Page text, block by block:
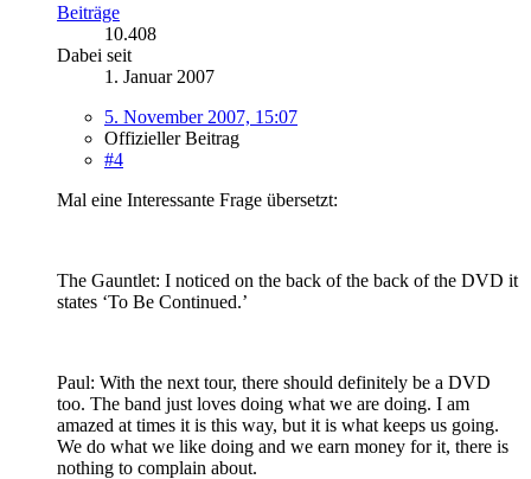
Beiträge
10.408
Dabei seit
1. Januar 2007
5. November 2007, 15:07
Offizieller Beitrag
#4
Mal eine Interessante Frage übersetzt:
The Gauntlet: I noticed on the back of the back of the DVD it
states ‘To Be Continued.’
Paul: With the next tour, there should definitely be a DVD
too. The band just loves doing what we are doing. I am
amazed at times it is this way, but it is what keeps us going.
We do what we like doing and we earn money for it, there is
nothing to complain about.